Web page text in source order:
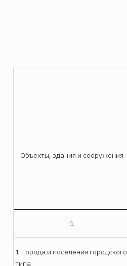
Объекты, здания и сооружения
1
1. Города и поселения городского
типа